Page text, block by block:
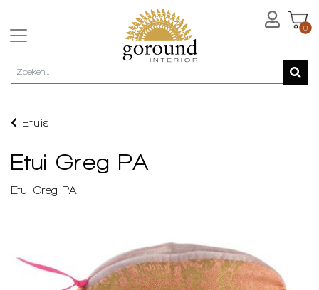
0
Etuis
Etui Greg PA
Etui Greg PA